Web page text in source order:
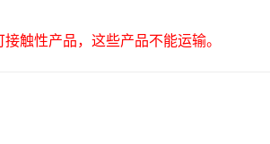
触性产品，这些产品不能运输。